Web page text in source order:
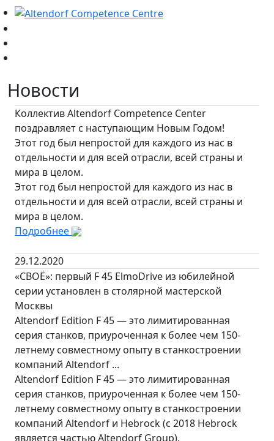
Новости
Коллектив Altendorf Competence Center
поздравляет с наступающим Новым Годом!
Этот год был непростой для каждого из нас в
отдельности и для всей отрасли, всей страны и
мира в целом.
Этот год был непростой для каждого из нас в
отдельности и для всей отрасли, всей страны и
мира в целом.
Подробнее
29.12.2020
«СВОЁ»: первый F 45 ElmoDrive из юбилейной
серии установлен в столярной мастерской
Москвы
Altendorf Edition F 45 — это лимитированная
серия станков, приуроченная к более чем 150-
летнему совместному опыту в станкостроении
компаний Altendorf ...
Altendorf Edition F 45 — это лимитированная
серия станков, приуроченная к более чем 150-
летнему совместному опыту в станкостроении
компаний Altendorf и Hebrock (с 2018 Hebrock
является частью Altendorf Group).